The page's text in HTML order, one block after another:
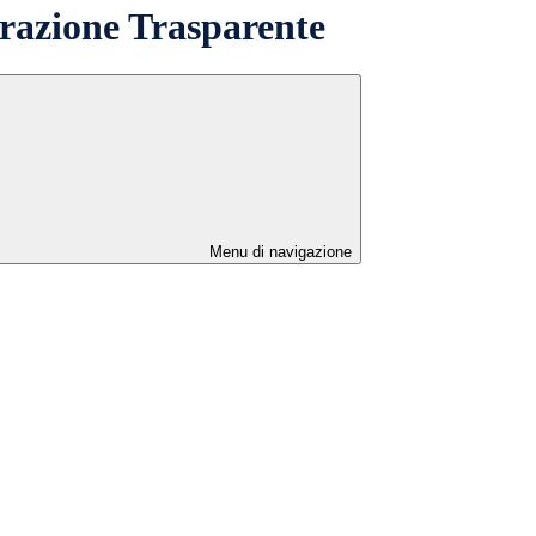
Trasparente
Menu di navigazione